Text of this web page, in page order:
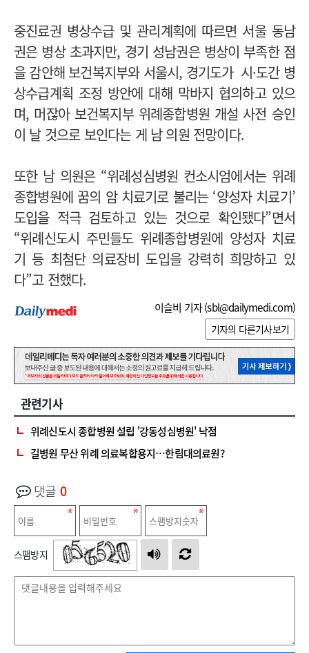
중진료권 병상수급 및 관리계획에 따르면 서울 동남
권은 병상 초과지만, 경기 성남권은 병상이 부족한 점
을 감안해 보건복지부와 서울시, 경기도가 시·도간 병
상수급계획 조정 방안에 대해 막바지 협의하고 있으
며, 머잖아 보건복지부 위례종합병원 개설 사전 승인
이 날 것으로 보인다는 게 남 의원 전망이다.
또한 남 의원은 “위례성심병원 컨소시엄에서는 위례
종합병원에 꿈의 암 치료기로 불리는 ‘양성자 치료기’
도입을 적극 검토하고 있는 것으로 확인됐다”면서
“위례신도시 주민들도 위례종합병원에 양성자 치료
기 등 최첨단 의료장비 도입을 강력히 희망하고 있
다”고 전했다.
이슬비 기자 (sbl@dailymedi.com)
기자의 다른기사보기
관련기사
위례신도시 종합병원 설립 '강동성심병원' 낙점
길병원 무산 위례 의료복합용지…한림대의료원?
댓글 0
스팸방지